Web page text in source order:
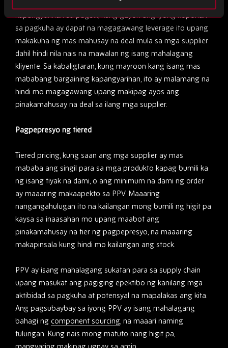
Kung ang iyong negosyo ay may makabuluhang
kapangyarihan sa pagbili, kung gayon ang iyong koponan
sa pagkuha ay dapat na magagawang leverage ito upang
makakuha ng mas mahusay na deal mula sa mga supplier
dahil hindi nila nais na mawalan ng isang mahalagang
kliyente. Sa kabaligtaran, kung mayroon kang isang mas
mababang bargaining kapangyarihan, ito ay malamang na
hindi mo magagawang upang makipag ayos ang
pinakamahusay na deal sa ilang mga supplier.
Pagpepresyo ng tiered
Tiered pricing, kung saan ang mga supplier ay mas
mababa ang singil para sa mga produkto kapag bumili ka
ng isang tiyak na dami, o ang minimum na dami ng order
ay maaaring makaapekto sa PPV. Maaaring
nangangahulugan ito na kailangan mong bumili ng higit pa
kaysa sa inaasahan mo upang maabot ang
pinakamahusay na tier ng pagpepresyo, na maaaring
makapinsala kung hindi mo kailangan ang stock.
PPV ay isang mahalagang sukatan para sa supply chain
upang masukat ang pagiging epektibo ng kanilang mga
aktibidad sa pagkuha at potensyal na mapalakas ang kita.
Ang pagsubaybay sa iyong PPV ay isang mahalagang
bahagi ng component sourcing, na maaari naming
tulungan. Kung nais mong matuto nang higit pa,